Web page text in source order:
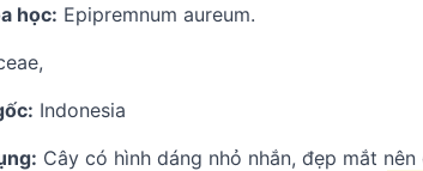
học: Epipremnum aureum.
Indonesia
Cây có hình dáng nhỏ nhắn, đẹp mắt